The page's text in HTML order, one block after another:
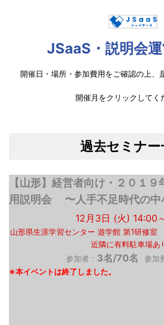
JSaaS・説明会
開催日・場所・参加費用をご確認の上、
開催月をクリックしてく
過去セミナー
【山形】経営者向け・２０１
用説明会 〜人手不足時代の中
12月3日 (火) 14:00
山形県生涯学習センター 遊学館 第1研修
近隣に有料駐車場あ
参加者： 3名/70名 参加